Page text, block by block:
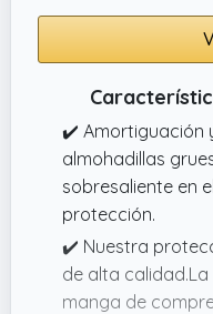
✔️ Amortiguación
almohadillas
sobresaliente en
protección.
✔️ Nuestra
de alta
manga de